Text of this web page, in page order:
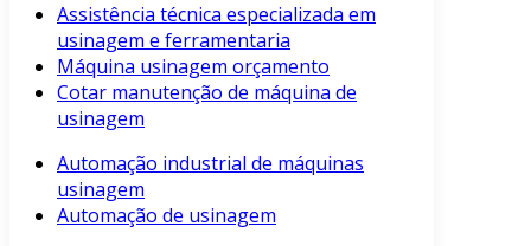
Assistência técnica especializada em
usinagem e ferramentaria
Máquina usinagem orçamento
Cotar manutenção de máquina de
usinagem
Automação industrial de máquinas
usinagem
Automação de usinagem